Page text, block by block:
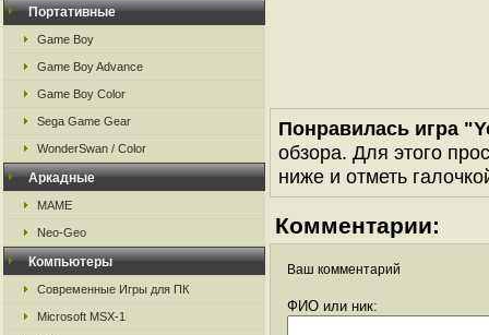
Портативные
Game Boy
Game Boy Advance
Game Boy Color
Sega Game Gear
WonderSwan / Color
Аркадные
MAME
Neo-Geo
Компьютеры
Современные Игры для ПК
Microsoft MSX-1
Понравилась игра
обзора. Для этого
ниже и отметь
Комментарии:
Ваш комментарий
ФИО или ник: